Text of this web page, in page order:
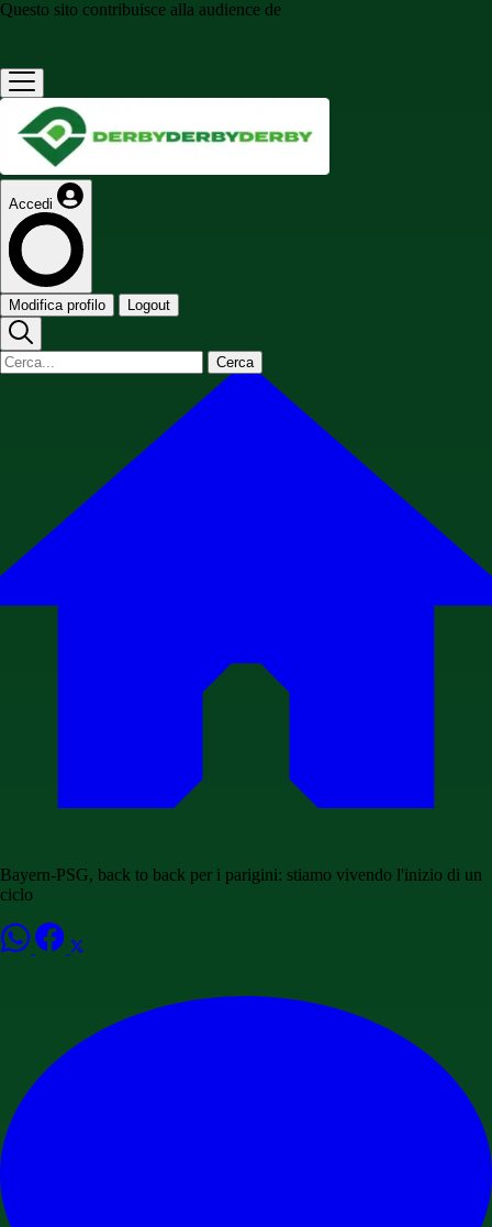
Questo sito contribuisce alla audience de
Accedi
Modifica profilo Logout
Cerca
Bayern-PSG, back to back per i parigini: stiamo vivendo l'inizio di un
ciclo